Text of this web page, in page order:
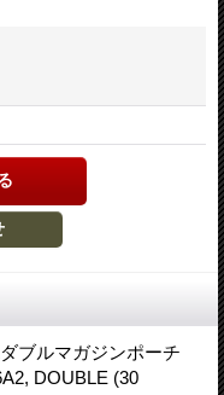
ブルマガジンポーチ
DOUBLE (30